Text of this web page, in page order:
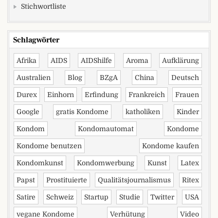
Stichwortliste
Schlagwörter
Afrika AIDS AIDShilfe Aroma Aufklärung
Australien Blog BZgA China Deutsch
Durex Einhorn Erfindung Frankreich Frauen
Google gratis Kondome katholiken Kinder
Kondom Kondomautomat Kondome
Kondome benutzen Kondome kaufen
Kondomkunst Kondomwerbung Kunst Latex
Papst Prostituierte Qualitätsjournalismus Ritex
Satire Schweiz Startup Studie Twitter USA
vegane Kondome Verhütung Video